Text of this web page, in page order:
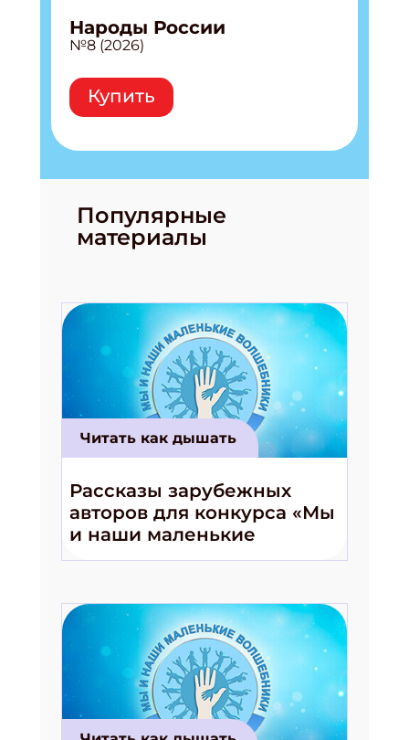
Народы России
№8 (2026)
Купить
Популярные
материалы
Читать как дышать
Рассказы зарубежных
авторов для конкурса «Мы
и наши маленькие
волшебники!»
Подпишись на рассылку
Получи электронный "Классный журнал" в
подарок!